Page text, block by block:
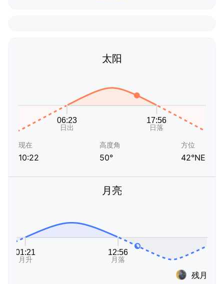
太阳
现在
10:22
高度角
50°
方位
42°NE
月亮
残月